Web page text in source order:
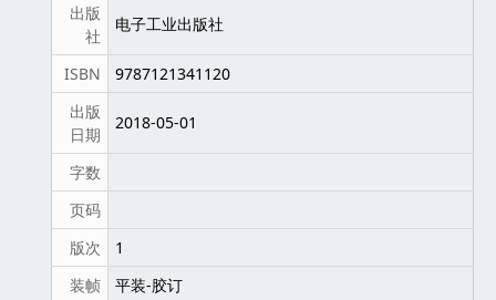
出版
社
电子工业出版社
ISBN
9787121341120
出版
日期
2018-05-01
字数
页码
版次
1
装帧
平装-胶订